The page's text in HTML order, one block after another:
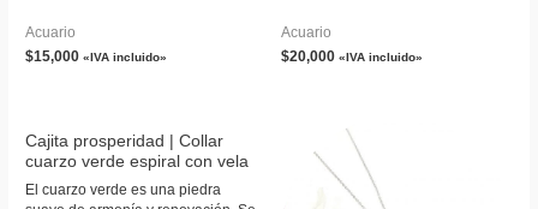
Acuario
$15,000 «IVA incluido»
Acuario
$20,000 «IVA incluido»
Cajita prosperidad | Collar
cuarzo verde espiral con vela
El cuarzo verde es una piedra